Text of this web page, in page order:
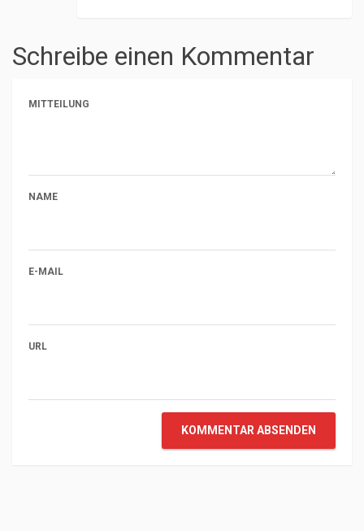
Schreibe einen Kommentar
MITTEILUNG
NAME
E-MAIL
URL
KOMMENTAR ABSENDEN